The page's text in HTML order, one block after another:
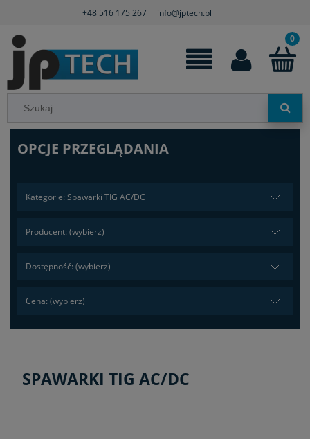
+48 516 175 267 info@jptech.pl
OPCJE PRZEGLĄDANIA
Kategorie: Spawarki TIG AC/DC
Producent: (wybierz)
Dostępność: (wybierz)
Cena: (wybierz)
SPAWARKI TIG AC/DC